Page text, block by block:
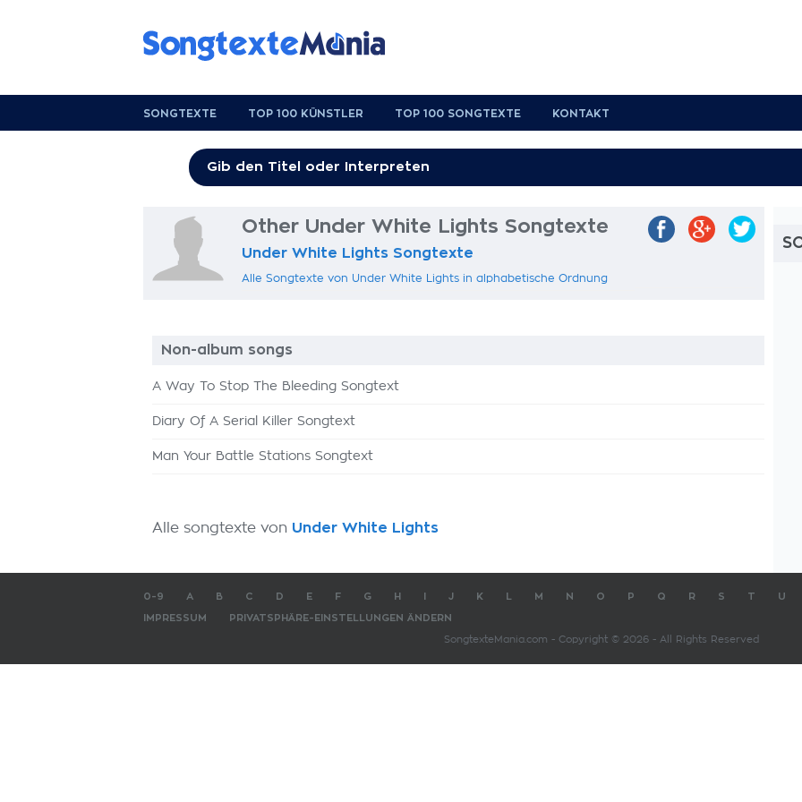
SONGTEXTE TOP 100 KÜNSTLER TOP 100 SONGTEXTE KONTAKT
Other Under White Lights Songtexte
Under White Lights Songtexte
Alle Songtexte von Under White Lights in alphabetische Ordnung
Non-album songs
A Way To Stop The Bleeding Songtext
Diary Of A Serial Killer Songtext
Man Your Battle Stations Songtext
Alle songtexte von Under White Lights
0-9 A B C D E F G H J K M N O P Q R S T U
IMPRESSUM PRIVATSPHÄRE-EINSTELLUNGEN ÄNDERN
SongtexteMania.com - Copyright © 2026 - All Rights Reserved